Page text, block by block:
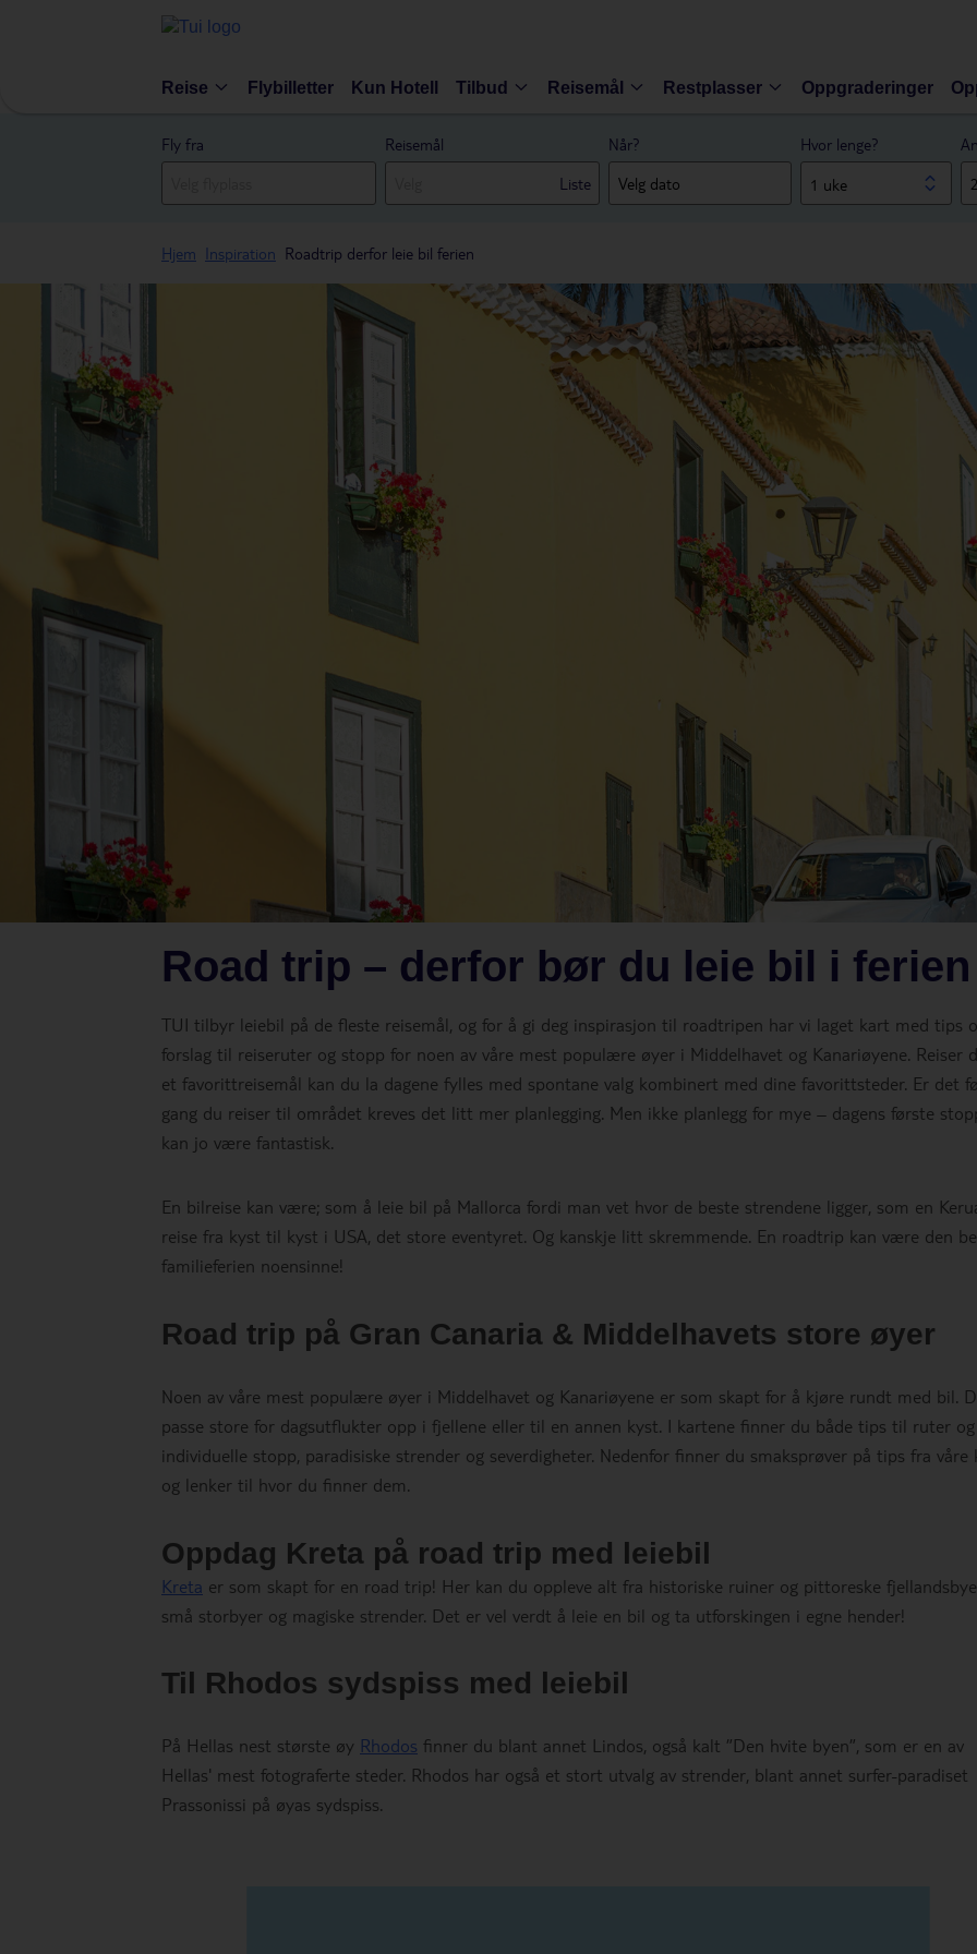
Reise Flybilletter Kun Hotell Tilbud Reisemål Restplasser Oppgraderinger
Fly fra
Reisemål
Liste
Når? Hvor lenge?
1 uke
Hjem Inspiration Roadtrip derfor leie bil ferien
Road trip – derfor bør du leie bil i ferien
TUI tilbyr leiebil på de fleste reisemål, og for å gi deg inspirasjon til roadtripen har vi laget kart med tips
forslag til reiseruter og stopp for noen av våre mest populære øyer i Middelhavet og Kanariøyene. Reiser
et favorittreisemål kan du la dagene fylles med spontane valg kombinert med dine favorittsteder. Er det
gang du reiser til området kreves det litt mer planlegging. Men ikke planlegg for mye – dagens første
kan jo være fantastisk.
En bilreise kan være; som å leie bil på Mallorca fordi man vet hvor de beste strendene ligger, som en
reise fra kyst til kyst i USA, det store eventyret. Og kanskje litt skremmende. En roadtrip kan være den
familieferien noensinne!
Road trip på Gran Canaria & Middelhavets store øyer
Noen av våre mest populære øyer i Middelhavet og Kanariøyene er som skapt for å kjøre rundt med bil.
passe store for dagsutflukter opp i fjellene eller til en annen kyst. I kartene finner du både tips til ruter og
individuelle stopp, paradisiske strender og severdigheter. Nedenfor finner du smaksprøver på tips fra våre
og lenker til hvor du finner dem.
Oppdag Kreta på road trip med leiebil
Kreta er som skapt for en road trip! Her kan du oppleve alt fra historiske ruiner og pittoreske
små storbyer og magiske strender. Det er vel verdt å leie en bil og ta utforskingen i egne hender!
Til Rhodos sydspiss med leiebil
På Hellas nest største øy Rhodos finner du blant annet Lindos, også kalt ”Den hvite byen”, som er en av
Hellas' mest fotograferte steder. Rhodos har også et stort utvalg av strender, blant annet surfer-paradiset
Prassonissi på øyas sydspiss.